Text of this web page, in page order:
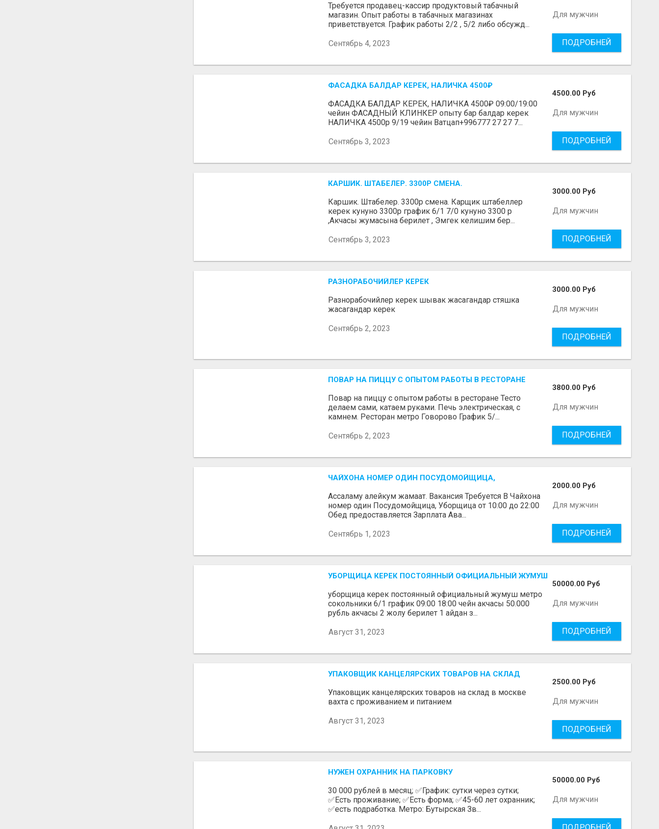
Требуется продавец-кассир продуктовый табачный
магазин. Опыт работы в табачных магазинах
приветствуется. График работы 2/2 , 5/2 либо обсужд...
Сентябрь 4, 2023
Для мужчин
ПОДРОБНЕЙ
ФАСАДКА БАЛДАР КЕРЕК, НАЛИЧКА 4500₽
ФАСАДКА БАЛДАР КЕРЕК, НАЛИЧКА 4500₽ 09:00/19:00
чейин ФАСАДНЫЙ КЛИНКЕР опыту бар балдар керек
НАЛИЧКА 4500р 9/19 чейин Ватцап+996777 27 27 7...
Сентябрь 3, 2023
4500.00 Руб
Для мужчин
ПОДРОБНЕЙ
КАРШИК. ШТАБЕЛЕР. 3300Р СМЕНА.
Каршик. Штабелер. 3300р смена. Карщик штабеллер
керек кунуно 3300р график 6/1 7/0 кунуно 3300 р
,Акчасы жумасына берилет , Эмгек келишим бер...
Сентябрь 3, 2023
3000.00 Руб
Для мужчин
ПОДРОБНЕЙ
РАЗНОРАБОЧИЙЛЕР КЕРЕК
Разнорабочийлер керек шывак жасагандар стяшка
жасагандар керек
Сентябрь 2, 2023
3000.00 Руб
Для мужчин
ПОДРОБНЕЙ
ПОВАР НА ПИЦЦУ С ОПЫТОМ РАБОТЫ В РЕСТОРАНЕ
Повар на пиццу с опытом работы в ресторане Тесто
делаем сами, катаем руками. Печь электрическая, с
камнем. Ресторан метро Говорово График 5/...
Сентябрь 2, 2023
3800.00 Руб
Для мужчин
ПОДРОБНЕЙ
ЧАЙХОНА НОМЕР ОДИН ПОСУДОМОЙЩИЦА,
Ассаламу алейкум жамаат. Вакансия Требуется В Чайхона
номер один Посудомойщица, Уборщица от 10:00 до 22:00
Обед предоставляется Зарплата Ава...
Сентябрь 1, 2023
2000.00 Руб
Для мужчин
ПОДРОБНЕЙ
УБОРЩИЦА КЕРЕК ПОСТОЯННЫЙ ОФИЦИАЛЬНЫЙ ЖУМУШ
уборщица керек постоянный официальный жумуш метро
сокольники 6/1 график 09:00 18:00 чейн акчасы 50.000
рубль акчасы 2 жолу берилет 1 айдан з...
Август 31, 2023
50000.00 Руб
Для мужчин
ПОДРОБНЕЙ
УПАКОВЩИК КАНЦЕЛЯРСКИХ ТОВАРОВ НА СКЛАД
Упаковщик канцелярских товаров на склад в москве
вахта с проживанием и питанием
Август 31, 2023
2500.00 Руб
Для мужчин
ПОДРОБНЕЙ
НУЖЕН ОХРАННИК НА ПАРКОВКУ
30 000 рублей в месяц; ✅График: сутки через сутки;
✅Есть проживание; ✅Есть форма; ✅45-60 лет охранник;
✅есть подработка. Метро: Бутырская Зв...
50000.00 Руб
Для мужчин
ПОДРОБНЕЙ